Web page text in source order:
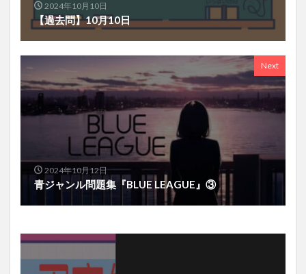
2024年10月10日
【過去問】10月10日
Next
2024年10月12日
青ジャンル問題集『BLUE LEAGUE』③